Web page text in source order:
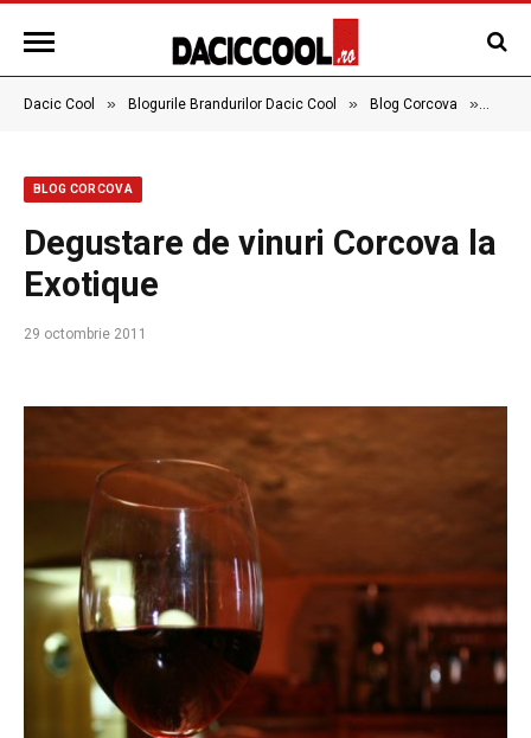
Dacic Cool » Blogurile Brandurilor Dacic Cool » Blog Corcova »
BLOG CORCOVA
Degustare de vinuri Corcova la
Exotique
29 octombrie 2011